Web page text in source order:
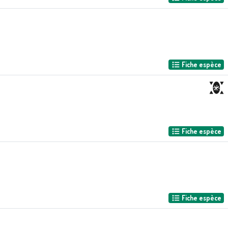
Fiche espèce
Fiche espèce
Fiche espèce